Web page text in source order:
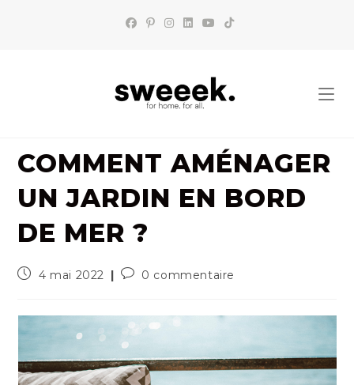
COMMENT AMÉNAGER
UN JARDIN EN BORD
DE MER ?
Publication
4 mai 2022
Commentaires
publication :
0 commentaire